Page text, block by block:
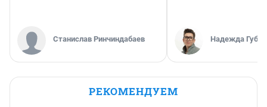
Станислав Ринчиндабаев Надежда
РЕКОМЕНДУЕМ